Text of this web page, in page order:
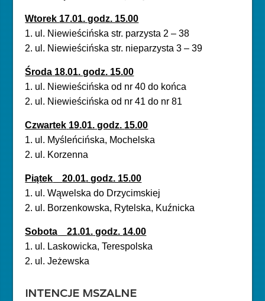
Wtorek 17.01. godz. 15.00
1. ul. Niewieścińska str. parzysta 2 – 38
2. ul. Niewieścińska str. nieparzysta 3 – 39
Środa 18.01. godz. 15.00
1. ul. Niewieścińska od nr 40 do końca
2. ul. Niewieścińska od nr 41 do nr 81
Czwartek 19.01. godz. 15.00
1. ul. Myśleńcińska, Mochelska
2. ul. Korzenna
Piątek 20.01.godz. 15.00
1. ul.Wąwelska do Drzycimskiej
2. ul. Borzenkowska, Rytelska, Kuźnicka
Sobota 21.01. godz. 14.00
1. ul. Laskowicka, Terespolska
2. ul.Jeżewska
INTENCJE MSZALNE